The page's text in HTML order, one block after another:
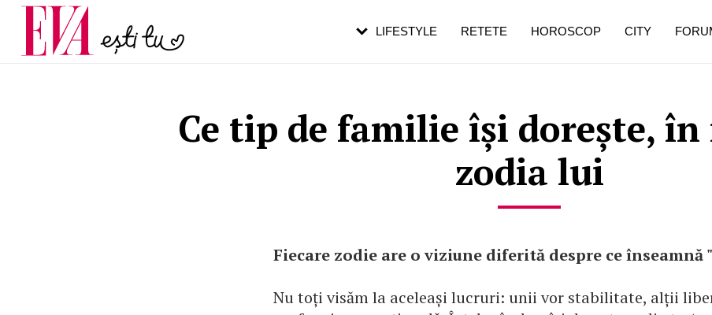
Ce tip de familie își dorește,
zodia lui
Fiecare zodie are o viziune diferită despre ce înseamnă
Nu toți visăm la aceleași lucruri: unii vor stabilitate, alții
LIFESTYLE RETETE HOROSCOP CITY
Carieră
Actualitate
pe măsură ce înaintezi în vârstă